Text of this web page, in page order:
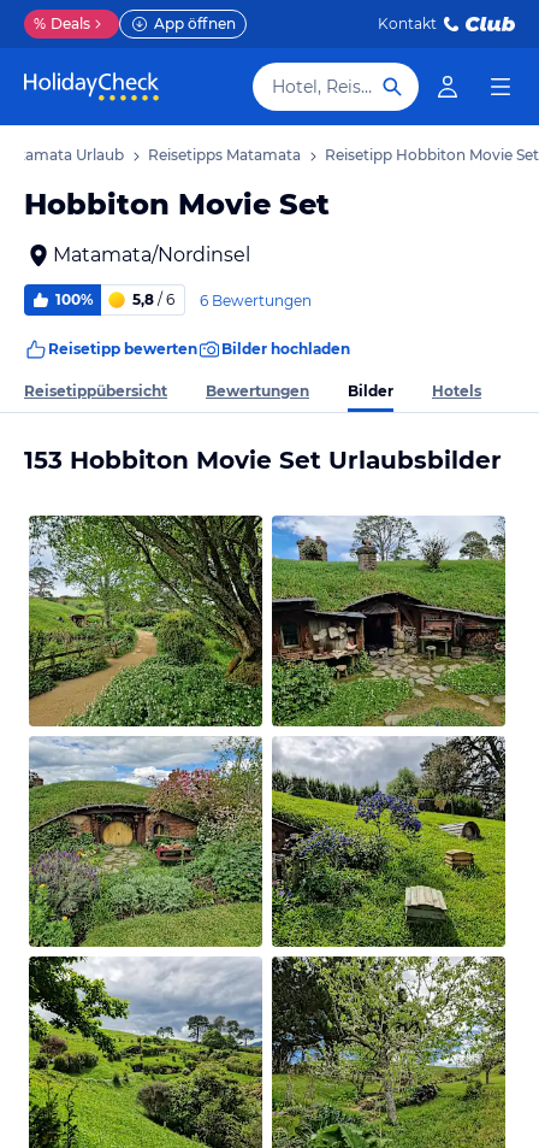
% Deals App öffnen Kontakt
Hotel, Reiseziel
Urlaub Reisetipps Matamata Reisetipp Hobbiton Movie Set
Hobbiton Movie Set
Matamata/Nordinsel
100% 5,8 / 6 6 Bewertungen
Reisetipp bewerten Bilder hochladen
Reisetippübersicht Bewertungen Bilder Hotels
153 Hobbiton Movie Set Urlaubsbilder